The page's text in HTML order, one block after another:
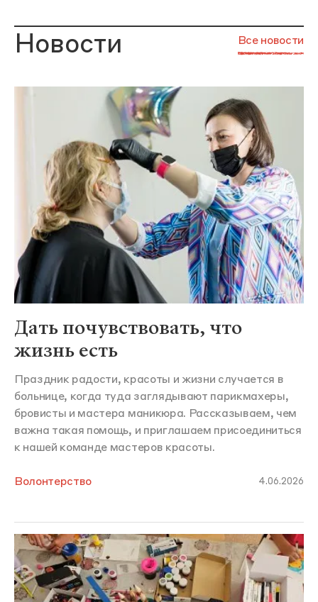
Новости Все новости
Дать почувствовать, что
жизнь есть
Праздник радости, красоты и жизни случается в
больнице, когда туда заглядывают парикмахеры,
бровисты и мастера маникюра. Рассказываем, чем
важна такая помощь, и приглашаем присоединиться
к нашей команде мастеров красоты.
Волонтерство 4.06.2026